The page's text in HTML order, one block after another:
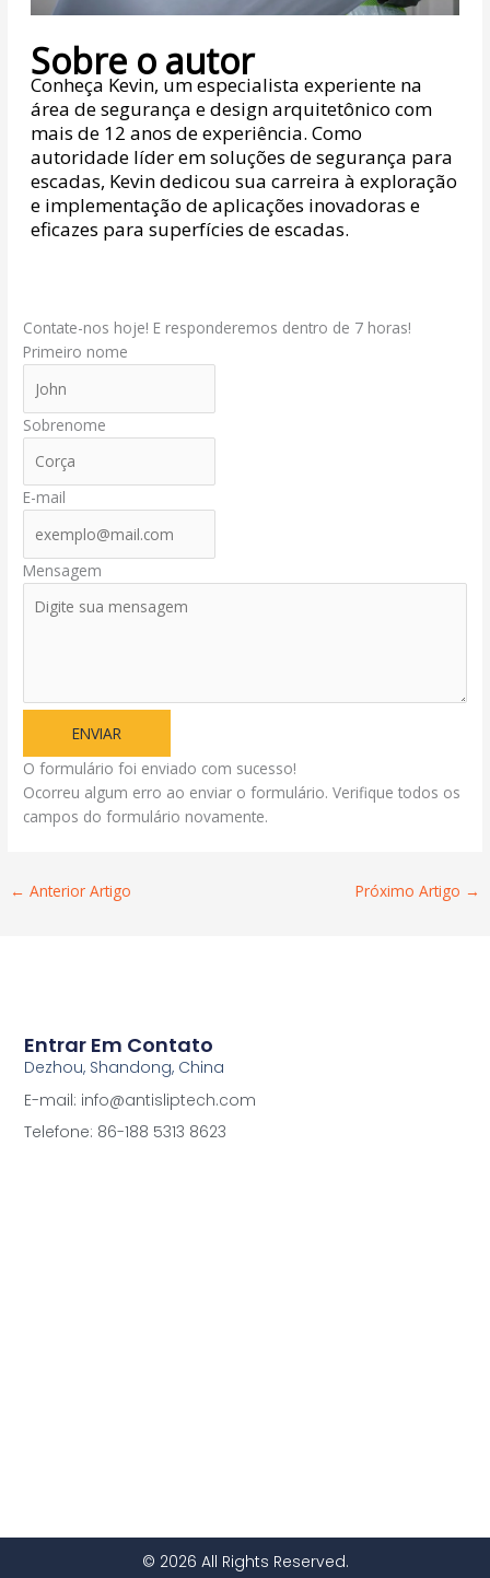
Sobre o autor
Conheça Kevin, um especialista experiente na
área de segurança e design arquitetônico com
mais de 12 anos de experiência. Como
autoridade líder em soluções de segurança para
escadas, Kevin dedicou sua carreira à exploração
e implementação de aplicações inovadoras e
eficazes para superfícies de escadas.
Contate-nos hoje! E responderemos dentro de 7 horas!
Primeiro nome
Sobrenome
E-mail
Mensagem
ENVIAR
O formulário foi enviado com sucesso!
Ocorreu algum erro ao enviar o formulário. Verifique todos os
campos do formulário novamente.
← Anterior Artigo Próximo Artigo →
Entrar Em Contato
Dezhou, Shandong, China
E-mail: info@antisliptech.com
Telefone: 86-188 5313 8623
© 2026 All Rights Reserved.